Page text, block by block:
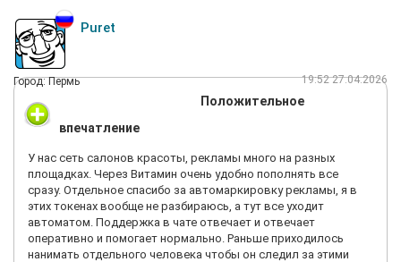
Puret
Город: Пермь 19:52 27.04.2026
Положительное
впечатление
У нас сеть салонов красоты, рекламы много на разных
площадках. Через Витамин очень удобно пополнять все
сразу. Отдельное спасибо за автомаркировку рекламы, я в
этих токенах вообще не разбираюсь, а тут все уходит
автоматом. Поддержка в чате отвечает и отвечает
оперативно и помогает нормально. Раньше приходилось
нанимать отдельного человека чтобы он следил за этими